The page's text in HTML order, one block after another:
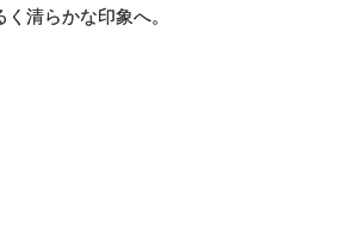
清らかな印象へ。